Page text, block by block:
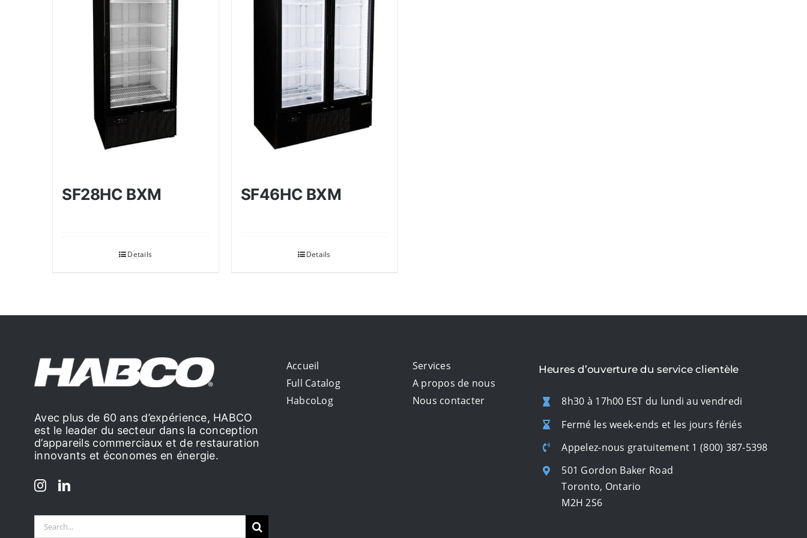
SF28HC BXM
Details
SF46HC BXM
Details
Avec plus de 60 ans d’expérience, HABCO
est le leader du secteur dans la conception
d’appareils commerciaux et de restauration
innovants et économes en énergie.
Search
Accueil
Full Catalog
HabcoLog
Services
A propos de nous
Nous contacter
Heures d’ouverture du service clientèle
8h30 à 17h00 EST du lundi au vendredi
Fermé les week-ends et les jours fériés
Appelez-nous gratuitement 1 (800) 387-5398
501 Gordon Baker Road
Toronto, Ontario
M2H 2S6